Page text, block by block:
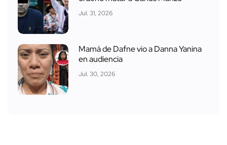
Jul. 31, 2026
Mamá de Dafne vio a Danna Yanina
en audiencia
Jul. 30, 2026